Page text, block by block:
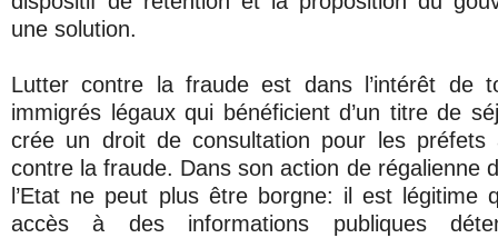
une solution.
Lutter contre la fraude est dans l’intérêt de
immigrés légaux qui bénéficient d’un titre de
crée un droit de consultation pour les
contre la fraude. Dans son action de régalienne
l’Etat ne peut plus être borgne: il est légitime
accès à des informations publiques